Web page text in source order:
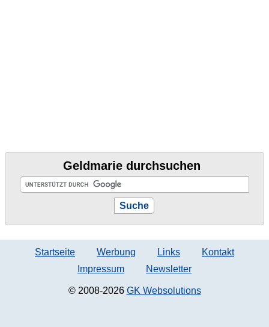
Geldmarie durchsuchen
Startseite Werbung Links
Kontakt
Impressum
Newsletter
© 2008-2026 GK Websolutions